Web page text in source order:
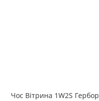
Чос Вітрина 1W2S Гербор